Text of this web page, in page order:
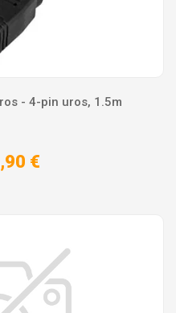
- 4-pin uros, 1.5m
€